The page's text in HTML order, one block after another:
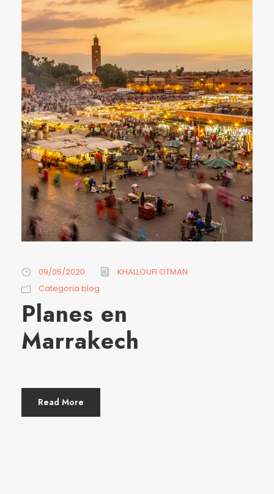
09/05/2020
KHALLOUFI OTMAN
Categoria blog
Planes en
Marrakech
Read More